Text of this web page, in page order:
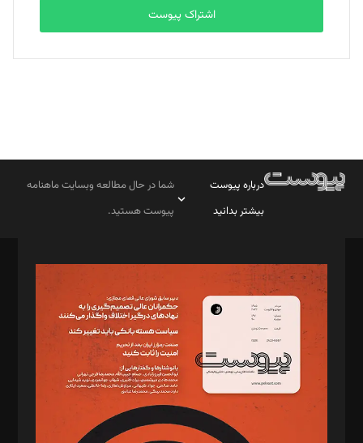
اشتراک پیوست
درباره پیوست
بیشتر بدانید
شما در حال مطالعه وبسایت ماهنامه
پیوست هستید.
مدیر مسئول: محمدباقر اثنی‌عشری
سردبیر: مهرک محمودی
دبیر تحریریه: میثم قاسمی
د‌بیر ناداستان: سمانه سمیع
د‌بیر خدمت و تجارت: ابوالفضل رجبی
د‌بیر حقوق فناوری: حسام‌الدین ایپکچی
د‌بیر پیوست جهان: مینا پاکدل
د‌بیر تحریریه آنلاین: بابک نقاش